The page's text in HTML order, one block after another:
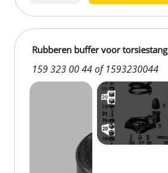
Rubberen buffer voor torsiestang
159 323 00 44 of 1593230044